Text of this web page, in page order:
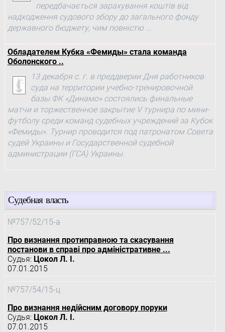
передбачається зарахування коштів від
надходження судового збору до загального фонду
державного бюджету, чим повністю ...
Обладателем Кубка «Фемиды» стала команда
Оболонского ..
13 декабря с. г. в преддверии Дня работников
суда на территории учебно-тренировочной
базы ФК «Динамо» состоялись финальные
матчи и торжественное закрытие V турнира по мини-
футболу среди команд судебных учреждений за Кубок
«Фемиды». Турнир проводится под патронатом Совета
судей Украины и Государственной судебной
администрации (ГСА) Украины.
Судебная власть
№757/52/15-а
Про визнання протиправною та скасування
постанови в справі про адміністративне ...
Судья: Цокол Л. І.
07.01.2015
№757/54/15-ц
Про визнання недійсним договору поруки
Судья: Цокол Л. І.
07.01.2015